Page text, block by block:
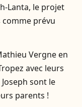
Lanta, le projet
comme prévu
Vergne en
avec leurs
sont le
parents !